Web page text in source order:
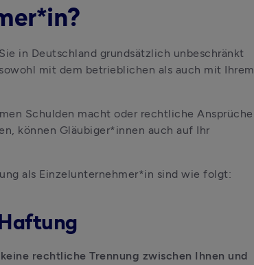
in Deutschland grundsätzlich unbeschränkt
mit dem betrieblichen als auch mit Ihrem
Schulden macht oder rechtliche Ansprüche
können Gläubiger*innen auch auf Ihr
als Einzelunternehmer*in sind wie folgt:
rechtliche Trennung zwischen Ihnen und